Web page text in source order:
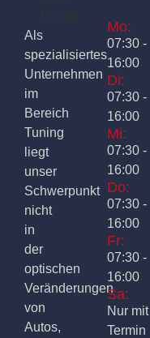
Als
spezialisiertes
Unternehmen
im
Bereich
Tuning
liegt
unser
Schwerpunkt
nicht
in
der
optischen
Veränderungen
von
Autos,
Mo:
07:30 -
16:00
Di:
07:30 -
16:00
Mi:
07:30 -
16:00
Do:
07:30 -
16:00
Fr:
07:30 -
16:00
Sa:
Nur mit
Termin